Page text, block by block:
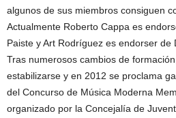
algunos de sus miembros consiguen
Actualmente Roberto Cappa es
Paiste y Art Rodríguez es endorser de
Tras numerosos cambios de
estabilizarse y en 2012 se proclama
del Concurso de Música Moderna
organizado por la Concejalía de